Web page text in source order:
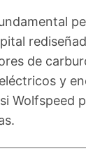
de
y
Wolfspeed